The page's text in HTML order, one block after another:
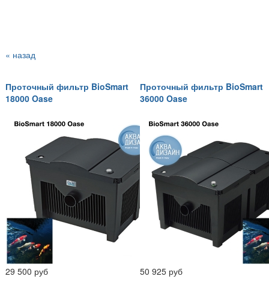
« назад
Проточный фильтр BioSmart
18000 Oase
29 500 руб
Проточный фильтр BioSmart
36000 Oase
50 925 руб